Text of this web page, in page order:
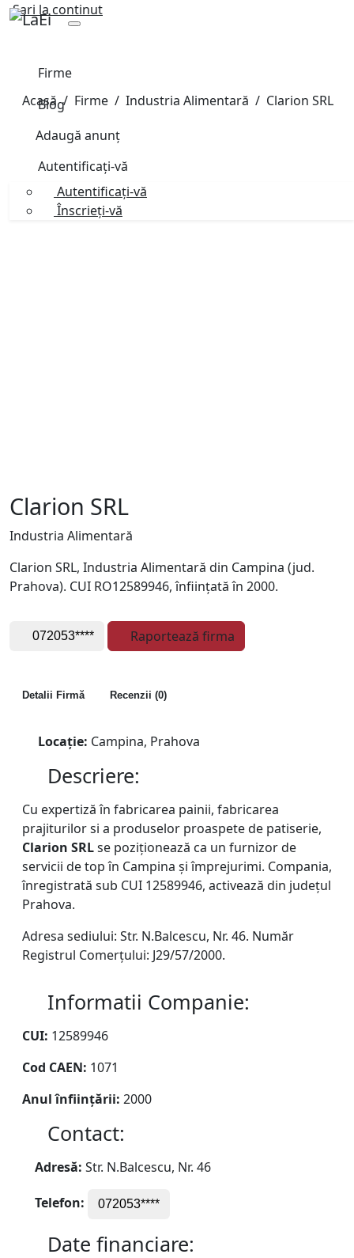
Sari la continut
Firme
Blog
Adaugă anunț
Autentificați-vă
Autentificați-vă
Înscrieți-vă
Acasă Firme Industria Alimentară Clarion SRL
Clarion SRL
Industria Alimentară
Clarion SRL, Industria Alimentară din Campina (jud.
Prahova). CUI RO12589946, înființată în 2000.
072053**** Raportează firma
Detalii Firmă Recenzii (0)
Locație: Campina, Prahova
Descriere:
Cu expertiză în fabricarea painii, fabricarea
prajiturilor si a produselor proaspete de patiserie,
Clarion SRLse poziționează ca un furnizor de
servicii de top în Campina și împrejurimi. Compania,
înregistrată sub CUI 12589946, activează din județul
Prahova.
Adresa sediului: Str. N.Balcescu, Nr. 46. Număr
Registrul Comerțului: J29/57/2000.
Informatii Companie:
CUI: 12589946
Cod CAEN: 1071
Anul înființării: 2000
Contact:
Adresă: Str. N.Balcescu, Nr. 46
Telefon: 072053****
Date financiare: